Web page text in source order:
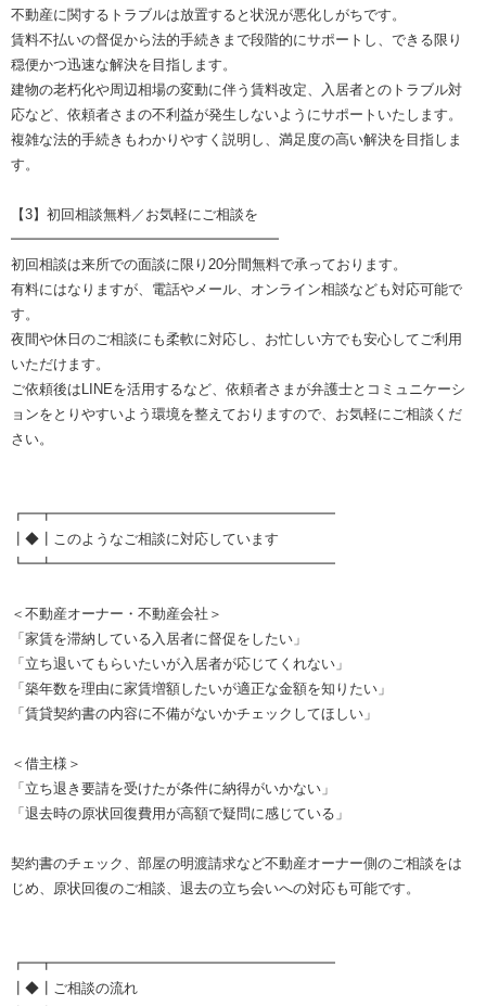
不動産に関するトラブルは放置すると状況が悪化しがちです。
賃料不払いの督促から法的手続きまで段階的にサポートし、できる限り
穏便かつ迅速な解決を目指します。
建物の老朽化や周辺相場の変動に伴う賃料改定、入居者とのトラブル対
応など、依頼者さまの不利益が発生しないようにサポートいたします。
複雑な法的手続きもわかりやすく説明し、満足度の高い解決を目指しま
す。
【3】初回相談無料／お気軽にご相談を
━━━━━━━━━━━━━━━━━━━
初回相談は来所での面談に限り20分間無料で承っております。
有料にはなりますが、電話やメール、オンライン相談なども対応可能で
す。
夜間や休日のご相談にも柔軟に対応し、お忙しい方でも安心してご利用
いただけます。
ご依頼後はLINEを活用するなど、依頼者さまが弁護士とコミュニケーシ
ョンをとりやすいよう環境を整えておりますので、お気軽にご相談くだ
さい。
┏━┳━━━━━━━━━━━━━━━━━━━━
┃◆┃このようなご相談に対応しています
┗━┻━━━━━━━━━━━━━━━━━━━━
＜不動産オーナー・不動産会社＞
「家賃を滞納している入居者に督促をしたい」
「立ち退いてもらいたいが入居者が応じてくれない」
「築年数を理由に家賃増額したいが適正な金額を知りたい」
「賃貸契約書の内容に不備がないかチェックしてほしい」
＜借主様＞
「立ち退き要請を受けたが条件に納得がいかない」
「退去時の原状回復費用が高額で疑問に感じている」
契約書のチェック、部屋の明渡請求など不動産オーナー側のご相談をは
じめ、原状回復のご相談、退去の立ち会いへの対応も可能です。
┏━┳━━━━━━━━━━━━━━━━━━━━
┃◆┃ご相談の流れ